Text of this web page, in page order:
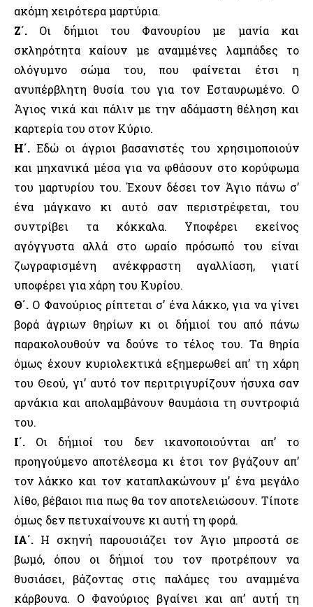
ακόμη χειρότερα μαρτύρια.
Ζ΄. Οι δήμιοι του Φανουρίου με μανία και
σκληρότητα καίουν με αναμμένες λαμπάδες το
ολόγυμνο σώμα του, που φαίνεται έτσι η
ανυπέρβλητη θυσία του για τον Εσταυρωμένο. Ο
Άγιος νικά και πάλιν με την αδάμαστη θέληση και
καρτερία του στον Κύριο.
Η΄. Εδώ οι άγριοι βασανιστές του χρησιμοποιούν
και μηχανικά μέσα για να φθάσουν στο κορύφωμα
του μαρτυρίου του. Έχουν δέσει τον Άγιο πάνω σ’
ένα μάγκανο κι αυτό σαν περιστρέφεται, του
συντρίβει τα κόκκαλα. Υποφέρει εκείνος
αγόγγυστα αλλά στο ωραίο πρόσωπό του είναι
ζωγραφισμένη ανέκφραστη αγαλλίαση, γιατί
υποφέρει για χάρη του Κυρίου.
Θ΄. Ο Φανούριος ρίπτεται σ’ ένα λάκκο, για να γίνει
βορά άγριων θηρίων κι οι δήμιοί του από πάνω
παρακολουθούν να δούνε το τέλος του. Τα θηρία
όμως έχουν κυριολεκτικά εξημερωθεί απ’ τη χάρη
του Θεού, γι’ αυτό τον περιτριγυρίζουν ήσυχα σαν
αρνάκια και απολαμβάνουν θαυμάσια τη συντροφιά
του.
Ι΄. Οι δήμιοί του δεν ικανοποιούνται απ’ το
προηγούμενο αποτέλεσμα κι έτσι τον βγάζουν απ’
τον λάκκο και τον καταπλακώνουν μ’ ένα μεγάλο
λίθο, βέβαιοι πια πως θα τον αποτελειώσουν. Τίποτε
όμως δεν πετυχαίνουνε κι αυτή τη φορά.
ΙΑ΄. Η σκηνή παρουσιάζει τον Άγιο μπροστά σε
βωμό, όπου οι δήμιοί του τον προτρέπουν να
θυσιάσει, βάζοντας στις παλάμες του αναμμένα
κάρβουνα. Ο Φανούριος βγαίνει και απ’ αυτή τη